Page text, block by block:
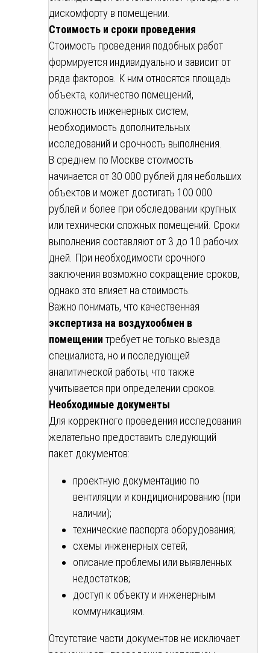
дискомфорту в помещении.
Стоимость и сроки проведения
Стоимость проведения подобных работ
формируется индивидуально и зависит от
ряда факторов. К ним относятся площадь
объекта, количество помещений,
сложность инженерных систем,
необходимость дополнительных
исследований и срочность выполнения.
В среднем по Москве стоимость
начинается от 30 000 рублей для небольших
объектов и может достигать 100 000
рублей и более при обследовании крупных
или технически сложных помещений. Сроки
выполнения составляют от 3 до 10 рабочих
дней. При необходимости срочного
заключения возможно сокращение сроков,
однако это влияет на стоимость.
Важно понимать, что качественная
экспертиза на воздухообмен в
помещении требует не только выезда
специалиста, но и последующей
аналитической работы, что также
учитывается при определении сроков.
Необходимые документы
Для корректного проведения исследования
желательно предоставить следующий
пакет документов:
проектную документацию по
вентиляции и кондиционированию (при
наличии);
технические паспорта оборудования;
схемы инженерных сетей;
описание проблемы или выявленных
недостатков;
доступ к объекту и инженерным
коммуникациям.
Отсутствие части документов не исключает